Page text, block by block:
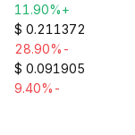
+11.90%
$ 0.211372
-28.90%
$ 0.091905
-9.40%